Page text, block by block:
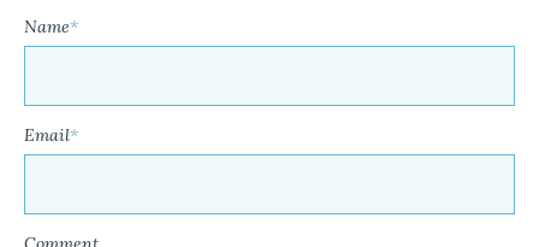
Name*
Email*